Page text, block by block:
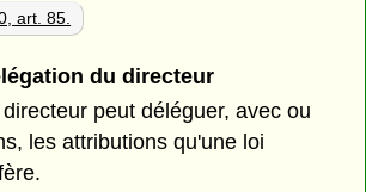
art. 85.
du directeur
directeur peut déléguer, avec ou
les attributions qu'une loi